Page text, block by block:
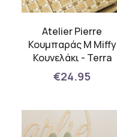
Atelier Pierre
Κουμπαράς M Miffy
Κουνελάκι - Terra
€24.95